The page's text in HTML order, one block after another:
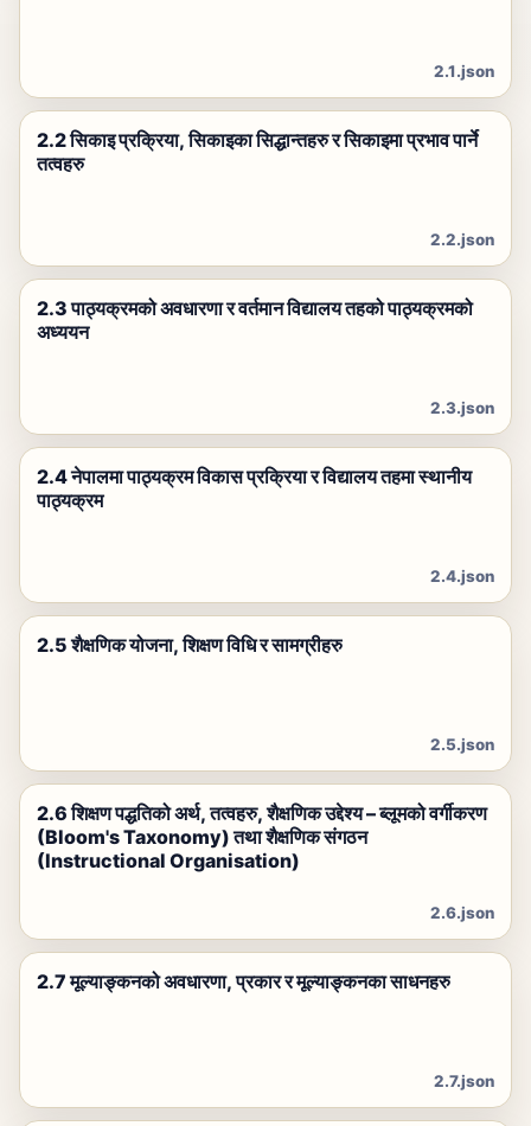
2.1.json
2.2 सिकाइ प्रक्रिया, सिकाइका सिद्धान्तहरु र सिकाइमा प्रभाव पार्ने
तत्वहरु
2.2.json
2.3 पाठ्यक्रमको अवधारणा र वर्तमान विद्यालय तहको पाठ्यक्रमको
अध्ययन
2.3.json
2.4 नेपालमा पाठ्यक्रम विकास प्रक्रिया र विद्यालय तहमा स्थानीय
पाठ्यक्रम
2.4.json
2.5 शैक्षणिक योजना, शिक्षण विधि र सामग्रीहरु
2.5.json
2.6 शिक्षण पद्धतिको अर्थ, तत्वहरु, शैक्षणिक उद्देश्य – ब्लूमको वर्गीकरण
(Bloom's Taxonomy) तथा शैक्षणिक संगठन
(Instructional Organisation)
2.6.json
2.7 मूल्याङ्कनको अवधारणा, प्रकार र मूल्याङ्कनका साधनहरु
2.7.json